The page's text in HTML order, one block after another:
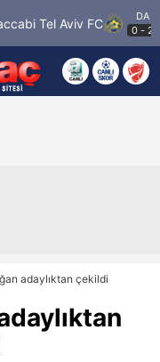
Tel Aviv FC
DA
0- 2
adaylıktan çekildi